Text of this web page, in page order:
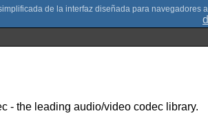
- the leading audio/video codec library.